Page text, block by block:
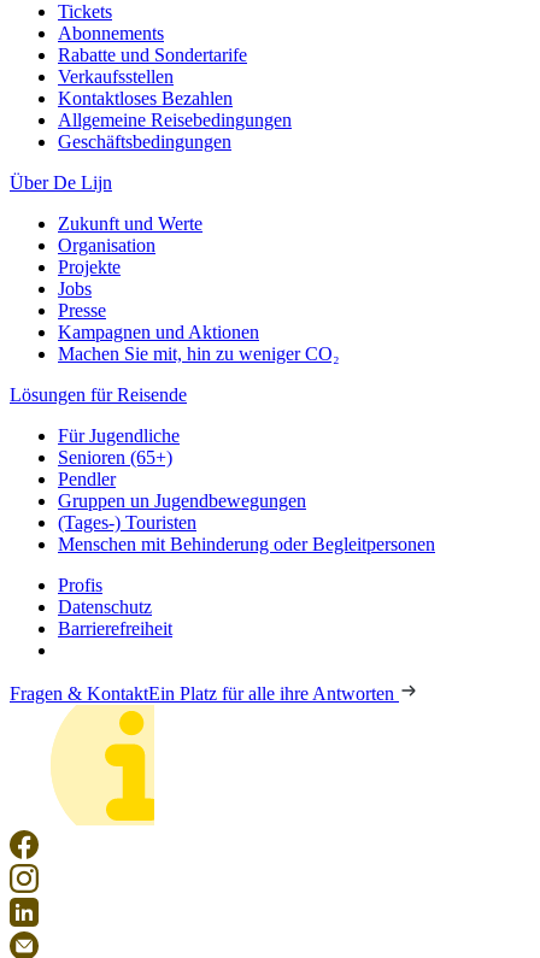
Tickets
Abonnements
Rabatte und Sondertarife
Verkaufsstellen
Kontaktloses Bezahlen
Allgemeine Reisebedingungen
Geschäftsbedingungen
Über De Lijn
Zukunft und Werte
Organisation
Projekte
Jobs
Presse
Kampagnen und Aktionen
Machen Sie mit, hin zu weniger CO₂
Lösungen für Reisende
Für Jugendliche
Senioren (65+)
Pendler
Gruppen un Jugendbewegungen
(Tages-) Touristen
Menschen mit Behinderung oder Begleitpersonen
Profis
Datenschutz
Barrierefreiheit
Fragen & KontaktEin Platz für alle ihre Antworten